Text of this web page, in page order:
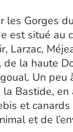
les Gorges
est situé au
Larzac,
de la haute
Un peu
Bastide, en
et
et de